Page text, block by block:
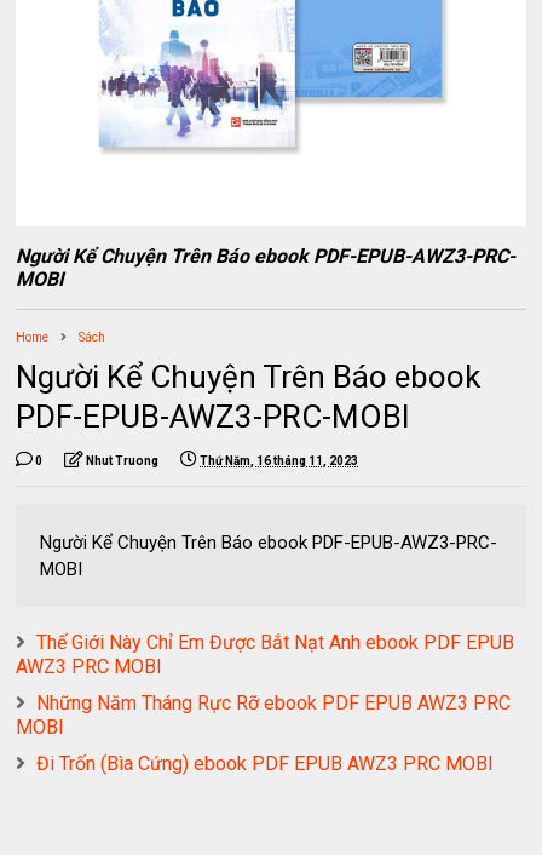
Người Kể Chuyện Trên Báo ebook PDF-EPUB-AWZ3-PRC-
MOBI
Home Sách
Người Kể Chuyện Trên Báo ebook
PDF-EPUB-AWZ3-PRC-MOBI
0 Nhut Truong Thứ Năm, 16 tháng 11, 2023
Người Kể Chuyện Trên Báo ebook PDF-EPUB-AWZ3-PRC-
MOBI
Thế Giới Này Chỉ Em Được Bắt Nạt Anh ebook PDF EPUB
AWZ3 PRC MOBI
Những Năm Tháng Rực Rỡ ebook PDF EPUB AWZ3 PRC
MOBI
Đi Trốn (Bìa Cứng) ebook PDF EPUB AWZ3 PRC MOBI